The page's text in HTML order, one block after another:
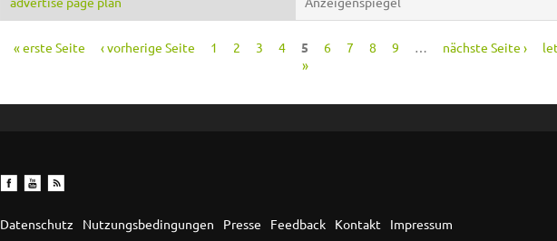
« erste Seite ‹ vorherige Seite 1 2 3 4 5 6 7 8 9 nächste Seite ›
»
Datenschutz Nutzungsbedingungen Presse Feedback Kontakt Impressum